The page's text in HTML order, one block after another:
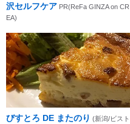
沢セルフケア PR(ReFa GINZA on CR
EA)
びすとろ DE またのり (新潟/ビスト